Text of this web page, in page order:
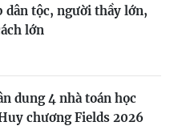
dân tộc, người thầy lớn,
lớn
dung 4 nhà toán học
chương Fields 2026